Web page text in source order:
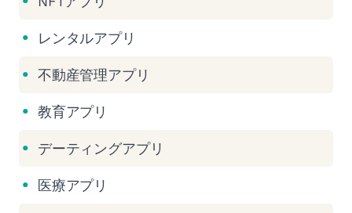
レンタルアプリ
不動産管理アプリ
教育アプリ
デーティングアプリ
医療アプリ